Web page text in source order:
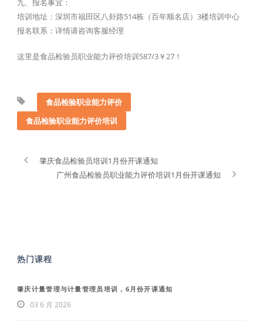
九、报名事宜：
培训地址：深圳市福田区八卦路514栋（百年顺名店）3楼培训中心
报名联系：详情请咨询客服经理
这里是食品检验员职业能力评价培训587/3￥27！
食品检验职业能力评价
食品检验职业能力评价培训
肇庆食品检验员培训1月份开课通知
广州食品检验员职业能力评价培训1月份开课通知
热门课程
肇庆计量管理与计量管理员培训，6月份开课通知
03 6 月 2026